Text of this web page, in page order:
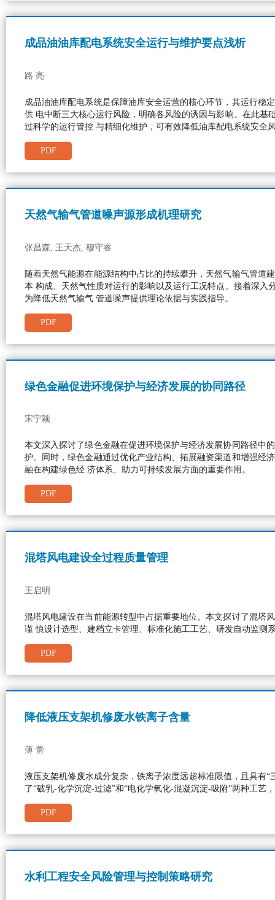
成品油油库配电系统安全运行与维护要点浅析
路 亮
成品油油库配电系统是保障油库安全运营的核心环节，其运行稳
供 电中断三大核心运行风险，明确各风险的诱因与影响。在此
过科学的运行管控 与精细化维护，可有效降低油库配电系统安全
PDF
天然气输气管道噪声源形成机理研究
张昌森, 王天杰, 穆守睿
随着天然气能源在能源结构中占比的持续攀升，天然气输气管道
本 构成、天然气性质对运行的影响以及运行工况特点。接着深
为降低天然气输气 管道噪声提供理论依据与实践指导。
PDF
绿色金融促进环境保护与经济发展的协同路径
宋宁颖
本文深入探讨了绿色金融在促进环境保护与经济发展协同路径中
护。同时，绿色金融通过优化产业结构、拓展融资渠道和增强经
融在构建绿色经 济体系、助力可持续发展方面的重要作用。
PDF
混塔风电建设全过程质量管理
王启明
混塔风电建设在当前能源转型中占据重要地位。本文探讨了混塔
谨 慎设计选型、建档立卡管理、标准化施工工艺、研发自动监测
PDF
降低液压支架机修废水铁离子含量
薄 蕾
液压支架机修废水成分复杂，铁离子浓度远超标准限值，且具有
了“破乳-化学沉淀-过滤”和“电化学氧化-混凝沉淀-吸附”两种工
PDF
水利工程安全风险管理与控制策略研究